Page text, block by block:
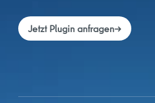
Jetzt Plugin anfragen→